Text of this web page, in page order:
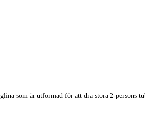
som är utformad för att dra stora 2-